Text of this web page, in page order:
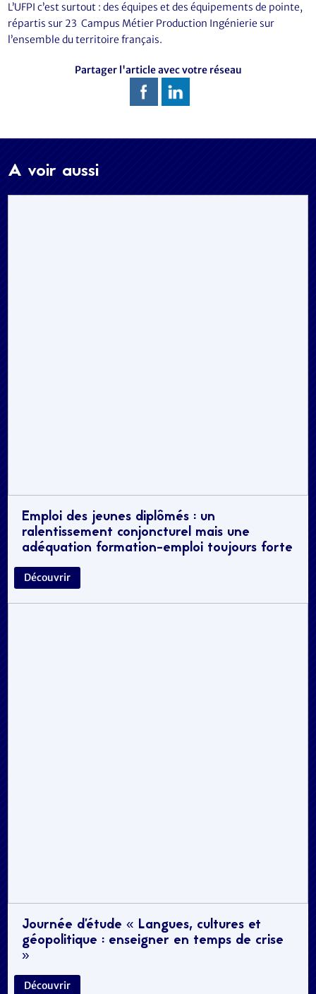
L’UFPI c’est surtout : des équipes et des équipements de pointe,
répartis sur 23 Campus Métier Production Ingénierie sur
l’ensemble du territoire français.
Partager l'article avec votre réseau
A voir aussi
Emploi des jeunes diplômés : un
ralentissement conjoncturel mais une
adéquation formation-emploi toujours forte
Découvrir
Journée d’étude « Langues, cultures et
géopolitique : enseigner en temps de crise
»
Découvrir